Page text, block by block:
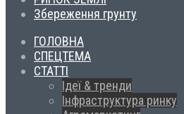
Збереження грунту
ГОЛОВНА
СПЕЦТЕМА
СТАТТІ
Ідеї & тренди
Інфраструктура ринку